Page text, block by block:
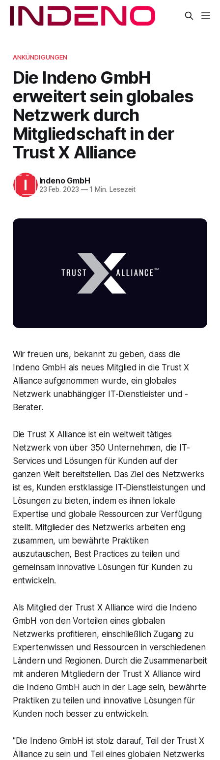
ANKÜNDIGUNGEN
Die Indeno GmbH
erweitert sein globales
Netzwerk durch
Mitgliedschaft in der
Trust X Alliance
Indeno GmbH
23 Feb. 2023 —1 Min. Lesezeit
Wir freuen uns, bekannt zu geben, dass die
Indeno GmbH als neues Mitglied in die Trust X
Alliance aufgenommen wurde, ein globales
Netzwerk unabhängiger IT-Dienstleister und -
Berater.
Die Trust X Alliance ist ein weltweit tätiges
Netzwerk von über 350 Unternehmen, die IT-
Services und Lösungen für Kunden auf der
ganzen Welt bereitstellen. Das Ziel des Netzwerks
ist es, Kunden erstklassige IT-Dienstleistungen und
Lösungen zu bieten, indem es ihnen lokale
Expertise und globale Ressourcen zur Verfügung
stellt. Mitglieder des Netzwerks arbeiten eng
zusammen, um bewährte Praktiken
auszutauschen, Best Practices zu teilen und
gemeinsam innovative Lösungen für Kunden zu
entwickeln.
Als Mitglied der Trust X Alliance wird die Indeno
GmbH von den Vorteilen eines globalen
Netzwerks profitieren, einschließlich Zugang zu
Expertenwissen und Ressourcen in verschiedenen
Ländern und Regionen. Durch die Zusammenarbeit
mit anderen Mitgliedern der Trust X Alliance wird
die Indeno GmbH auch in der Lage sein, bewährte
Praktiken zu teilen und innovative Lösungen für
Kunden noch besser zu entwickeln.
"Die Indeno GmbH ist stolz darauf, Teil der Trust X
Alliance zu sein und Teil eines globalen Netzwerks